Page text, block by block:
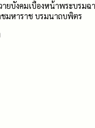
ายบังคมเบื้องหน้าพระบรม
มหาราช บรมนาถบพิตร